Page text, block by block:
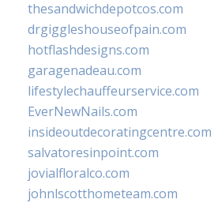
thesandwichdepotcos.com
drgiggleshouseofpain.com
hotflashdesigns.com
garagenadeau.com
lifestylechauffeurservice.com
EverNewNails.com
insideoutdecoratingcentre.com
salvatoresinpoint.com
jovialfloralco.com
johnlscotthometeam.com